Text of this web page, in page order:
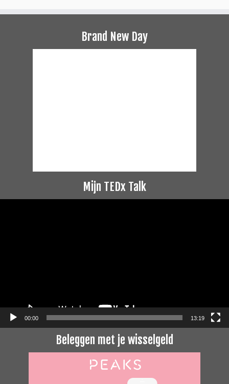
Brand New Day
Mijn TEDx Talk
00:00 13:19
Beleggen met je wisselgeld